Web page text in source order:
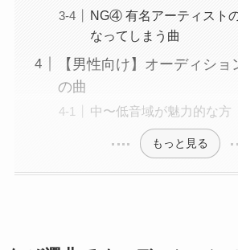
NG④ 有名アーティスト
なってしまう曲
【男性向け】オーディシ
の曲
中〜低音域が魅力的な方
もっと見る